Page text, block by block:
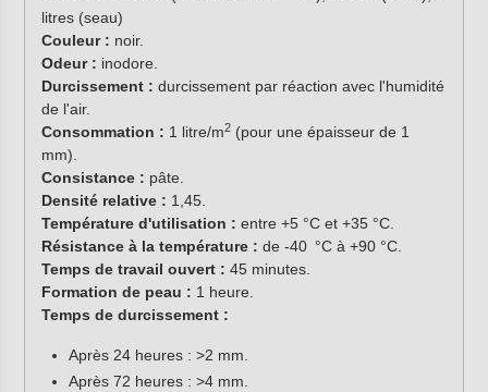
litres (seau)
Couleur : noir.
Odeur : inodore.
Durcissement : durcissement par réaction avec l'humidité
de l'air.
Consommation : 1 litre/m2(pour une épaisseur de 1
mm).
Consistance : pâte.
Densité relative : 1,45.
Température d'utilisation : entre +5 °C et +35 °C.
Résistance à la température : de -40 °C à +90 °C.
Temps de travail ouvert : 45 minutes.
Formation de peau : 1 heure.
Temps de durcissement :
Après 24 heures : >2 mm.
Après 72 heures : >4 mm.